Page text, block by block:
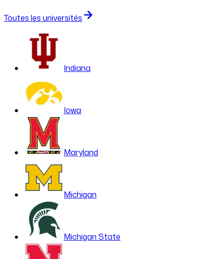
Toutes les universités
Indiana
Iowa
Maryland
Michigan
Michigan State